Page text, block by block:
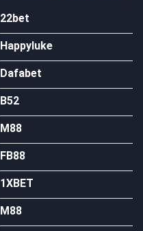
22bet
Happyluke
Dafabet
B52
M88
FB88
1XBET
M88